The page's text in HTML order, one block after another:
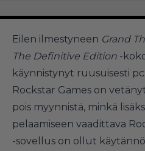
Eilen ilmestyneen Grand
The Definitive Edition -
käynnistynyt ruusuisesti
Rockstar Games on
pois myynnistä, minkä
pelaamiseen vaadittava
-sovellus on ollut